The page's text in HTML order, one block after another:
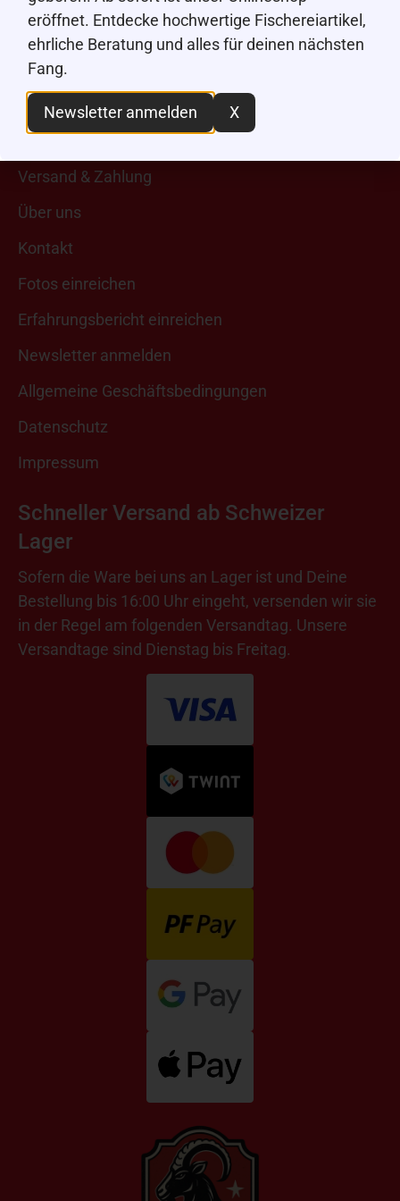
Facebook
Youtube
TikTok
Über uns
Versand & Zahlung
Über uns
Kontakt
Fotos einreichen
Erfahrungsbericht einreichen
Newsletter anmelden
Allgemeine Geschäftsbedingungen
Datenschutz
Impressum
Schneller Versand ab Schweizer
Lager
Sofern die Ware bei uns an Lager ist und Deine
Bestellung bis 16:00 Uhr eingeht, versenden wir sie
in der Regel am folgenden Versandtag. Unsere
Versandtage sind Dienstag bis Freitag.
eröffnet. Entdecke hochwertige Fischereiartikel,
ehrliche Beratung und alles für deinen nächsten
Fang.
Newsletter anmelden X